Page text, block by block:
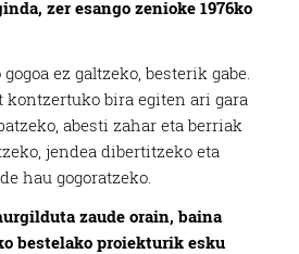
zer esango zenioke 1976ko
ez galtzeko, besterik gabe.
kontzertuko bira egiten ari gara
abesti zahar eta berriak
jendea dibertitzeko eta
hau gogoratzeko.
zaude orain, baina
bestelakoproiekturik esku